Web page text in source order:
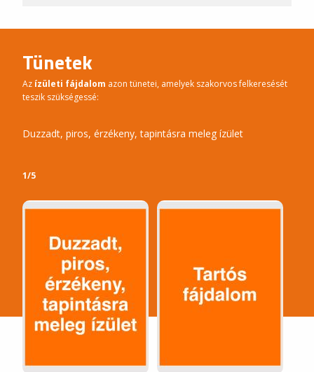
Tünetek
Az ízületi fájdalom azon tünetei, amelyek szakorvos felkeresését
teszik szükségessé:
Duzzadt, piros, érzékeny, tapintásra meleg ízület
1/5